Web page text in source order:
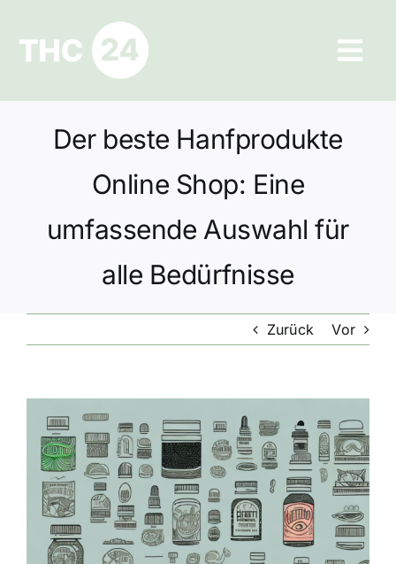
springen
Ratgeber
Datenschutz
Der beste Hanfprodukte
Online Shop: Eine
umfassende Auswahl für
alle Bedürfnisse
Zurück Vor
grösseres
Bild